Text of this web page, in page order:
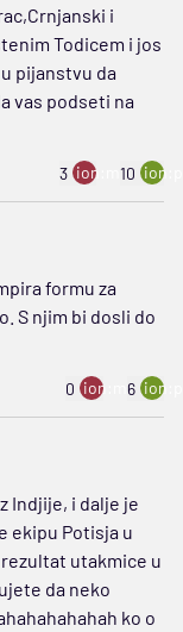
i
Todicem i jos
pijanstvu da
vas podseti na
3 ion:minus
10
formu za
S njim bi dosli do
0 ion:minus
6
Indjije, i dalje je
ekipu Potisja u
utakmice u
da neko
ko o